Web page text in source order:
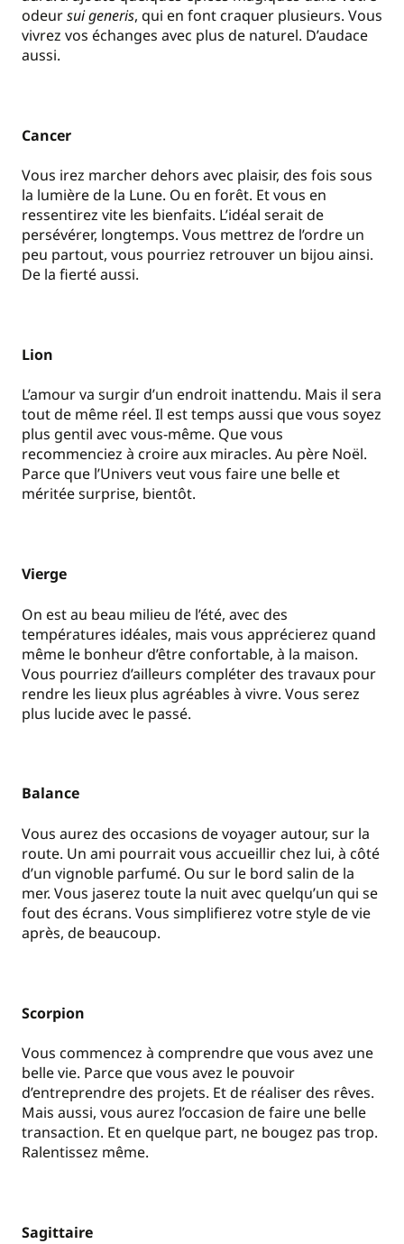
odeursui generis, qui en font craquer plusieurs. Vous
vivrez vos échanges avec plus de naturel. D’audace
aussi.
Cancer
Vous irez marcher dehors avec plaisir, des fois sous
la lumière de la Lune. Ou en forêt. Et vous en
ressentirez vite les bienfaits. L’idéal serait de
persévérer, longtemps. Vous mettrez de l’ordre un
peu partout, vous pourriez retrouver un bijou ainsi.
De la fierté aussi.
Lion
L’amour va surgir d’un endroit inattendu. Mais il sera
tout de même réel. Il est temps aussi que vous soyez
plus gentil avec vous-même. Que vous
recommenciez à croire aux miracles. Au père Noël.
Parce que l’Univers veut vous faire une belle et
méritée surprise, bientôt.
Vierge
On est au beau milieu de l’été, avec des
températures idéales, mais vous apprécierez quand
même le bonheur d’être confortable, à la maison.
Vous pourriez d’ailleurs compléter des travaux pour
rendre les lieux plus agréables à vivre. Vous serez
plus lucide avec le passé.
Balance
Vous aurez des occasions de voyager autour, sur la
route. Un ami pourrait vous accueillir chez lui, à côté
d’un vignoble parfumé. Ou sur le bord salin de la
mer. Vous jaserez toute la nuit avec quelqu’un qui se
fout des écrans. Vous simplifierez votre style de vie
après, de beaucoup.
Scorpion
Vous commencez à comprendre que vous avez une
belle vie. Parce que vous avez le pouvoir
d’entreprendre des projets. Et de réaliser des rêves.
Mais aussi, vous aurez l’occasion de faire une belle
transaction. Et en quelque part, ne bougez pas trop.
Ralentissez même.
Sagittaire